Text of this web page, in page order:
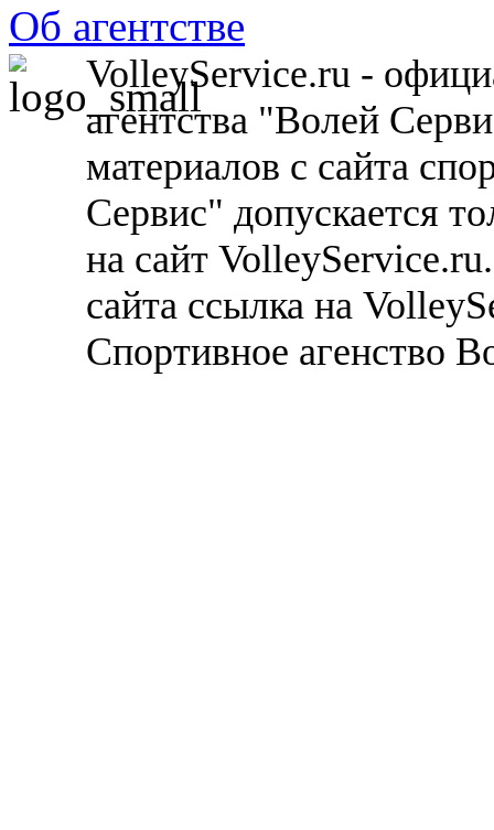
Об агентстве
VolleyService.ru -
агентства "Волей
материалов с сайта
Сервис" допускается
на сайт
сайта ссылка на
Спортивное агенство